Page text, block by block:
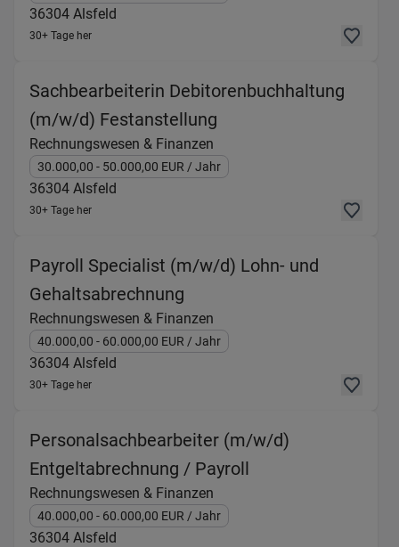
36304 Alsfeld
30+ Tage her
Sachbearbeiterin Debitorenbuchhaltung
(m/w/d) Festanstellung
Rechnungswesen & Finanzen
30.000,00 - 50.000,00 EUR / Jahr
36304 Alsfeld
30+ Tage her
Payroll Specialist (m/w/d) Lohn- und
Gehaltsabrechnung
Rechnungswesen & Finanzen
40.000,00 - 60.000,00 EUR / Jahr
36304 Alsfeld
30+ Tage her
Personalsachbearbeiter (m/w/d)
Entgeltabrechnung / Payroll
Rechnungswesen & Finanzen
40.000,00 - 60.000,00 EUR / Jahr
36304 Alsfeld